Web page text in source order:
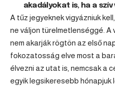
akadályokat is, ha a
A tűz jegyeknek vigyázniuk
ne váljon türelmetlenséggé.
nem akarják rögtön az első
fokozatosság elve most a
élvezni az utat is, nemcsak a
egyik legsikeresebb hónapjuk